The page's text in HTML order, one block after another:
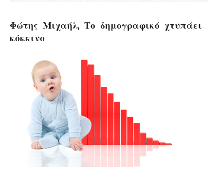
Φώτης Μιχαήλ, Το δημογραφικό χτυπάει
κόκκινο